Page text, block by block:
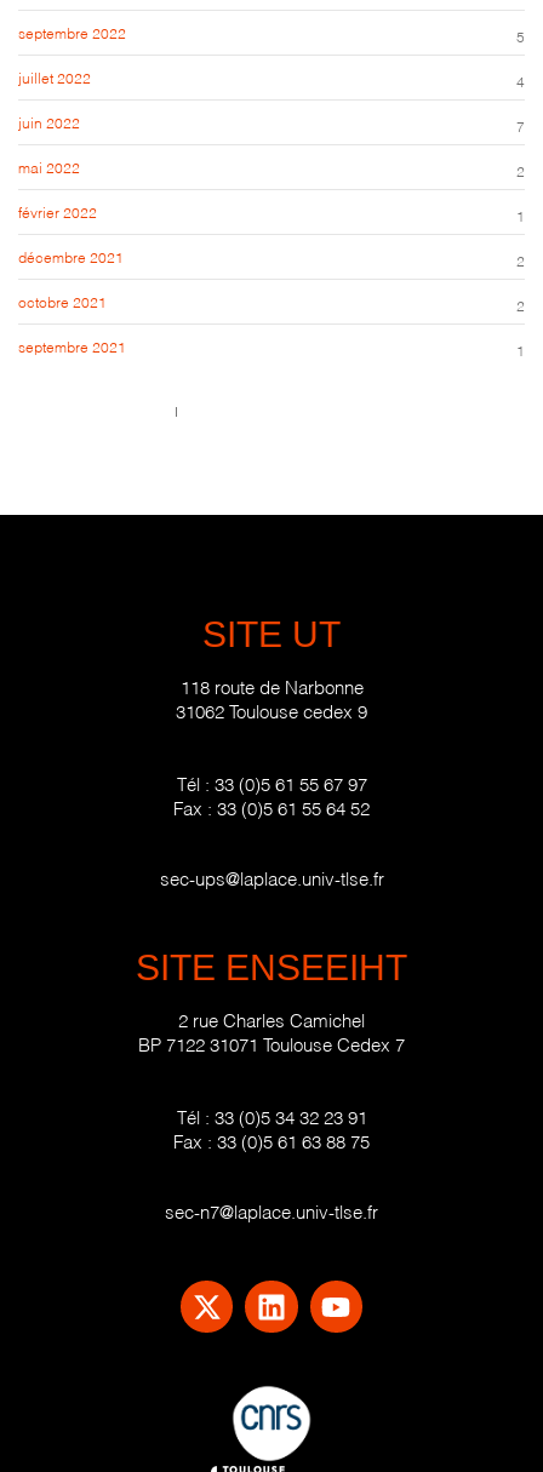
septembre 2022 5
juillet 2022 4
juin 2022 7
mai 2022 2
février 2022 1
décembre 2021 2
octobre 2021 2
septembre 2021 1
SITE UT
118 route de Narbonne
31062 Toulouse cedex 9
Tél : 33 (0)5 61 55 67 97
Fax : 33 (0)5 61 55 64 52
sec-ups@laplace.univ-tlse.fr
SITE ENSEEIHT
2 rue Charles Camichel
BP 7122 31071 Toulouse Cedex 7
Tél : 33 (0)5 34 32 23 91
Fax : 33 (0)5 61 63 88 75
sec-n7@laplace.univ-tlse.fr